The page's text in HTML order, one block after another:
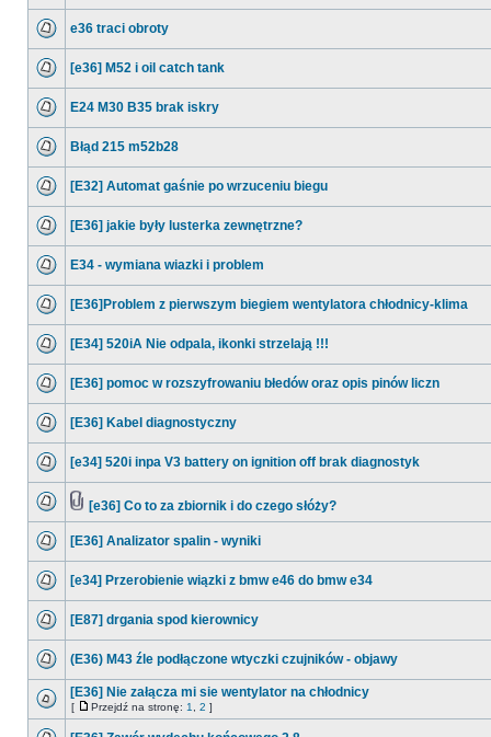
e36 traci obroty
[e36] M52 i oil catch tank
E24 M30 B35 brak iskry
Błąd 215 m52b28
[E32] Automat gaśnie po wrzuceniu biegu
[E36] jakie były lusterka zewnętrzne?
E34 - wymiana wiazki i problem
[E36]Problem z pierwszym biegiem wentylatora chłodnicy-klima
[E34] 520iA Nie odpala, ikonki strzelają !!!
[E36] pomoc w rozszyfrowaniu błedów oraz opis pinów liczn
[E36] Kabel diagnostyczny
[e34] 520i inpa V3 battery on ignition off brak diagnostyk
[e36] Co to za zbiornik i do czego słóży?
[E36] Analizator spalin - wyniki
[e34] Przerobienie wiązki z bmw e46 do bmw e34
[E87] drgania spod kierownicy
(E36) M43 źle podłączone wtyczki czujników - objawy
[E36] Nie załącza mi sie wentylator na chłodnicy
[ Przejdź na stronę: 1 2 ]